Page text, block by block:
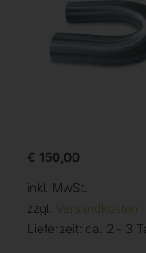
€ 150,00
inkl. MwSt.
zzgl. Versandkosten
Lieferzeit: ca. 2 - 3